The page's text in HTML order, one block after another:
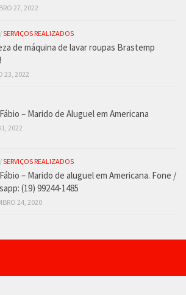
27, 2022
/SERVIÇOS REALIZADOS
de máquina de lavar roupas Brastemp
23, 2022
– Marido de Aluguel em Americana
2022
/SERVIÇOS REALIZADOS
– Marido de aluguel em Americana. Fone /
(19) 99244-1485
24, 2020